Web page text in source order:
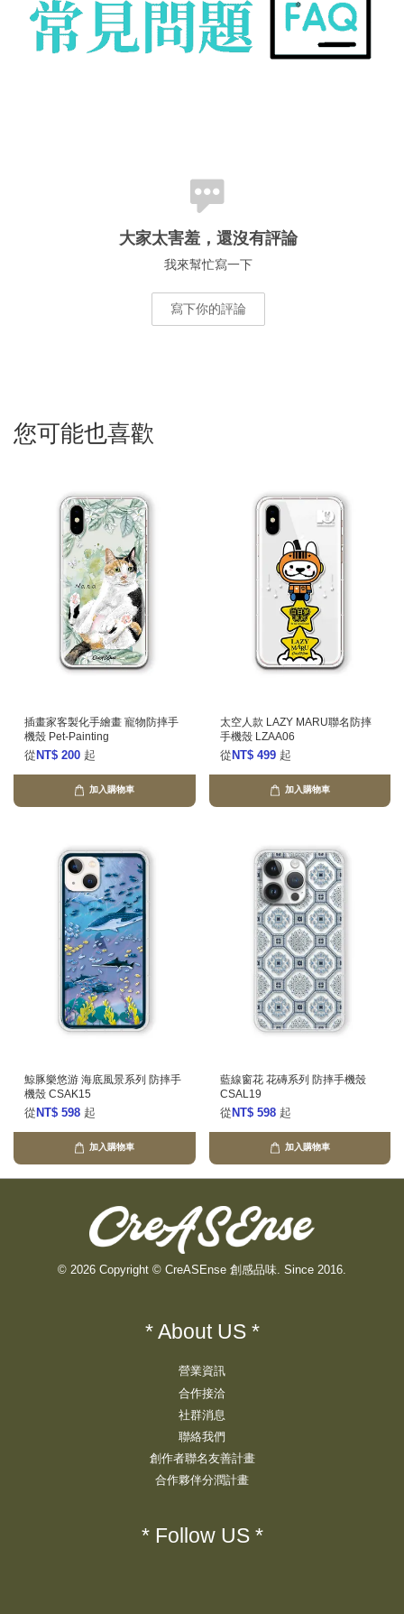
大家太害羞，還沒有評論
我來幫忙寫一下
寫下你的評論
您可能也喜歡
插畫家客製化手繪畫 寵物防摔手
機殼 Pet-Painting
從 NT$ 200 起
加入購物車
太空人款 LAZY MARU聯名防摔
手機殼 LZAA06
從 NT$ 499 起
加入購物車
鯨豚樂悠游 海底風景系列 防摔手
機殼 CSAK15
從 NT$ 598 起
加入購物車
藍線窗花 花磚系列 防摔手機殼
CSAL19
從 NT$ 598 起
加入購物車
© 2026 Copyright © CreASEnse 創感品味. Since 2016.
* About US *
營業資訊
合作接洽
社群消息
聯絡我們
創作者聯名友善計畫
合作夥伴分潤計畫
* Follow US *